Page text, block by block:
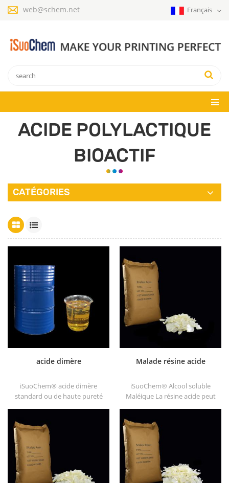
web@schem.net Français
ACIDE POLYLACTIQUE
BIOACTIF
CATÉGORIES
acide dimère
iSuoChem® acide dimère
standard ou de haute pureté
de feu ne gèle pas sous basse
température, bonne viscosité
et bonne congluti-nation. il se
dissout dans la majorité des
solvants, ne se dissout jamais
dans l'eau.
Malade résine acide
iSuoChem® Alcool soluble
Maléique La résine acide peut
d'alcool ou alcoolique solvant.
Il offre une brillance longue et
rapide Séchage.